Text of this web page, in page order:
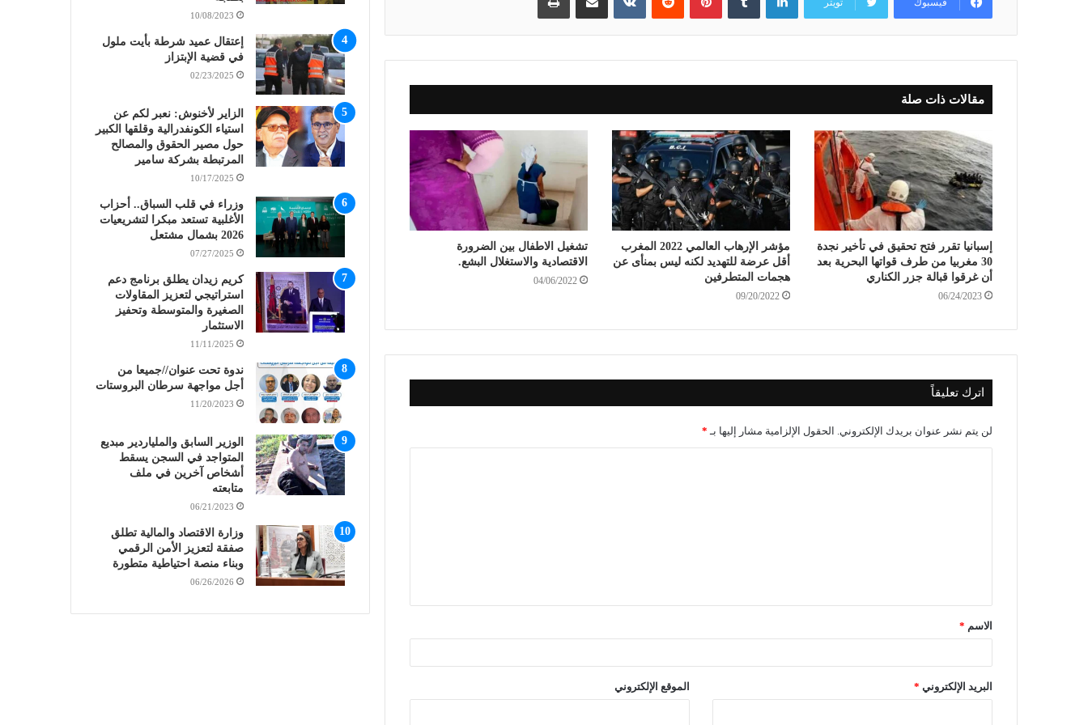
مقالات ذات صلة
إسبانيا تقرر فتح تحقيق في تأخير نجدة
30 مغربيا من طرف قواتها البحرية بعد
أن غرقوا قبالة جزر الكناري
06/24/2023
مؤشر الإرهاب العالمي 2022 المغرب
أقل عرضة للتهديد لكنه ليس بمنأى عن
هجمات المتطرفين
09/20/2022
تشغيل الاطفال بين الضرورة
الاقتصادية والاستغلال البشع.
04/06/2022
اترك تعليقاً
لن يتم نشر عنوان بريدك الإلكتروني. الحقول الإلزامية مشار إليها بـ *
الاسم *
البريد الإلكتروني * الموقع الإلكتروني
10/08/2023
إعتقال عميد شرطة بأيت ملول
في قضية الإبتزاز
02/23/2025
الزاير لأخنوش: نعبر لكم عن
استياء الكونفدرالية وقلقها الكبير
حول مصير الحقوق والمصالح
المرتبطة بشركة سامير
10/17/2025
وزراء في قلب السباق.. أحزاب
الأغلبية تستعد مبكرا لتشريعيات
2026 بشمال مشتعل
07/27/2025
كريم زيدان يطلق برنامج دعم
استراتيجي لتعزيز المقاولات
الصغيرة والمتوسطة وتحفيز
الاستثمار
11/11/2025
ندوة تحت عنوان//جميعا من
أجل مواجهة سرطان البروستات
11/20/2023
الوزير السابق والملياردير مبديع
المتواجد في السجن يسقط
أشخاص آخرين في ملف
متابعته
06/21/2023
وزارة الاقتصاد والمالية تطلق
صفقة لتعزيز الأمن الرقمي
وبناء منصة احتياطية متطورة
06/26/2026